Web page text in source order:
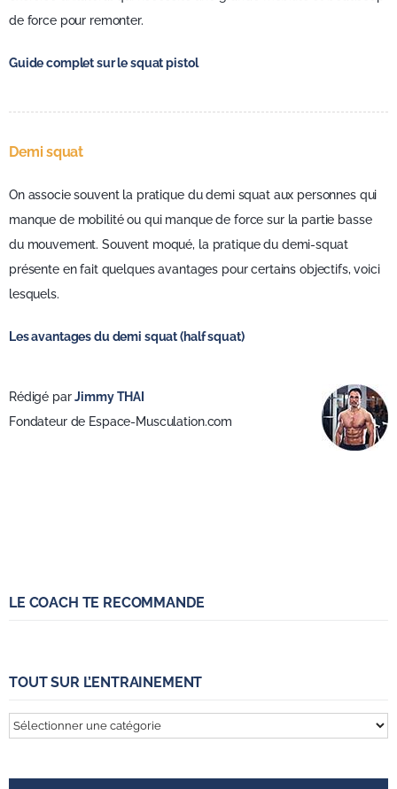
de force pour remonter.
Guide complet sur le squat pistol
Demi squat
On associe souvent la pratique du demi squat aux personnes qui
manque de mobilité ou qui manque de force sur la partie basse
du mouvement. Souvent moqué, la pratique du demi-squat
présente en fait quelques avantages pour certains objectifs, voici
lesquels.
Les avantages du demi squat (half squat)
Rédigé parJimmy THAI
Fondateur de Espace-Musculation.com
LE COACH TE RECOMMANDE
TOUT SUR L’ENTRAINEMENT
Tout
sur